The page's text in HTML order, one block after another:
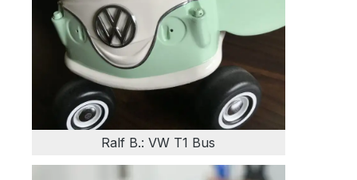
Ralf B.: VW T1 Bus